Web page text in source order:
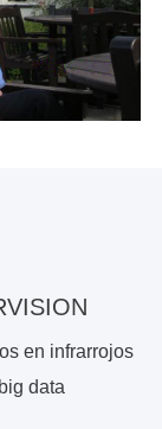
en infrarrojos
data